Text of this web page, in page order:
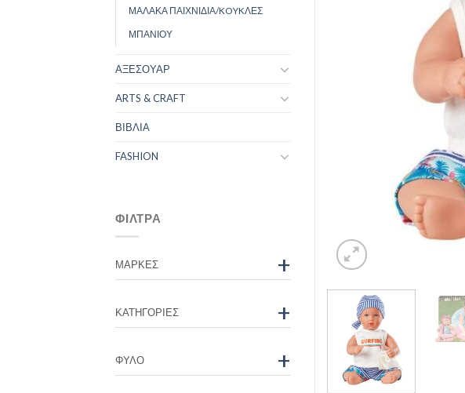
ΜΑΛΑΚΑ ΠΑΙΧΝΙΔΙΑ/KOYKΛΕΣ
ΜΠΑΝΙΟΥ
ΑΞΕΣΟΥΑΡ
ARTS & CRAFT
ΒΙΒΛΙΑ
FASHION
ΦΊΛΤΡΑ
ΜΆΡΚΕΣ +
ΚΑΤΗΓΟΡΊΕΣ +
ΦΎΛΟ +